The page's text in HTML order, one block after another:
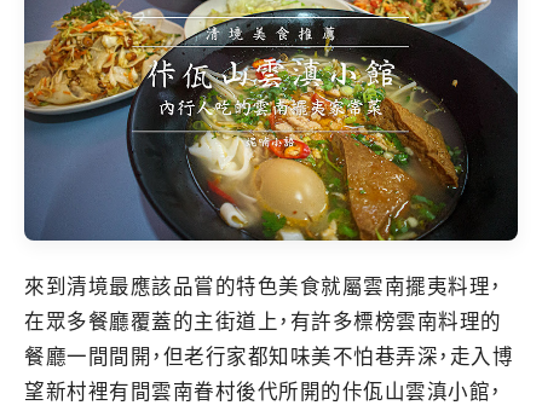
來到清境最應該品嘗的特色美食就屬雲南擺夷料理，
在眾多餐廳覆蓋的主街道上，有許多標榜雲南料理的
餐廳一間間開，但老行家都知味美不怕巷弄深，走入博
望新村裡有間雲南眷村後代所開的佧佤山雲滇小館，